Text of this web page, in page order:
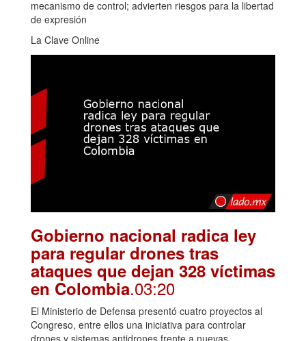
mecanismo de control; advierten riesgos para la libertad
de expresión
La Clave Online
Gobierno nacional radica ley
para regular drones tras
ataques que dejan 328 víctimas
en Colombia.03:20
El Ministerio de Defensa presentó cuatro proyectos al
Congreso, entre ellos una iniciativa para controlar